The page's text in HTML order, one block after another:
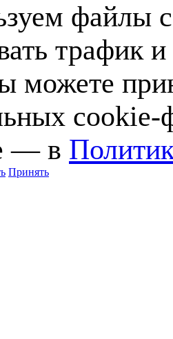
файлы
трафик
можете
cookie-
— в
Принять